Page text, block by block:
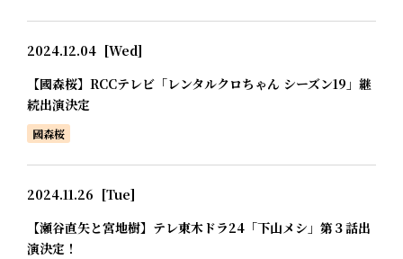
2024.12.04 [Wed]
【國森桜】RCCテレビ「レンタルクロちゃん シーズン19」継
続出演決定
國森桜
2024.11.26 [Tue]
【瀬谷直矢と宮地樹】テレ東木ドラ24「下山メシ」第３話出
演決定！